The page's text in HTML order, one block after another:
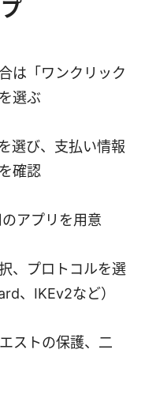
は「ワンクリック
選ぶ
選び、支払い情報
確認
アプリを用意
、プロトコルを選
、IKEv2など）
ストの保護、二